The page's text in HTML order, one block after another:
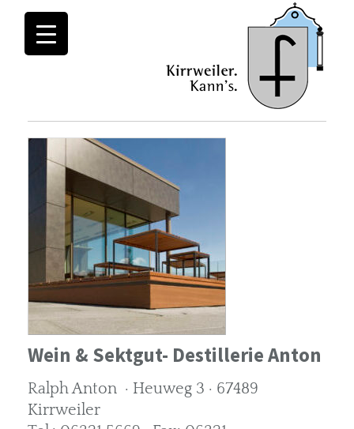
Wein & Sektgut- Destillerie Anton
Ralph Anton · Heuweg 3 · 67489
Kirrweiler